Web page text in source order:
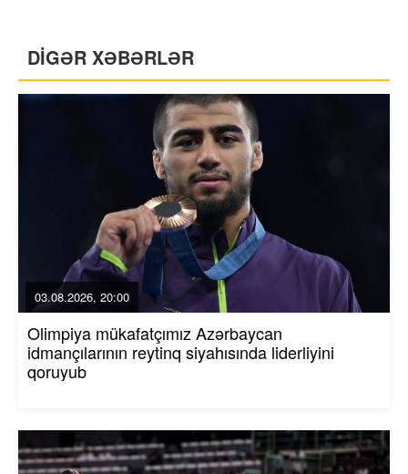
DİGƏR XƏBƏRLƏR
03.08.2026, 20:00
Olimpiya mükafatçımız Azərbaycan
idmançılarının reytinq siyahısında liderliyini
qoruyub